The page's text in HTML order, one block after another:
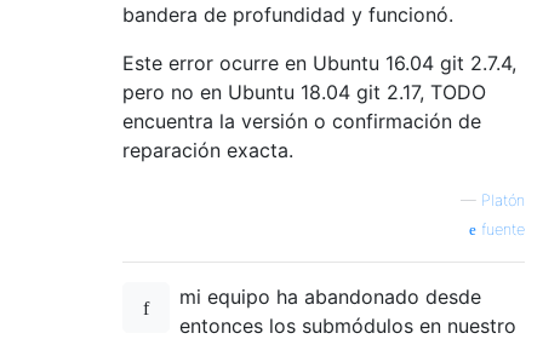
bandera de profundidad y funcionó.
Este error ocurre en Ubuntu 16.04 git 2.7.4,
pero no en Ubuntu 18.04 git 2.17, TODO
encuentra la versión o confirmación de
reparación exacta.
— Platón
fuente
mi equipo ha abandonado desde
entonces los submódulos en nuestro